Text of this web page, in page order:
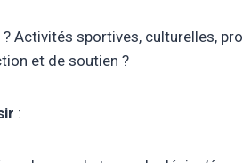
Activités sportives, culturelles,
et de soutien ?
: